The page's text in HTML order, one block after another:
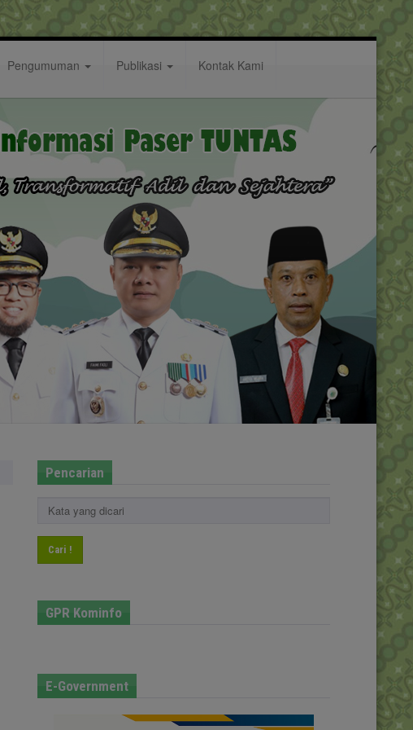
Pengumuman Publikasi Kontak Kami
Pencarian
Cari !
GPR Kominfo
E-Government